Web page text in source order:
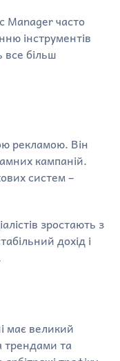
Manager часто
інструментів
все більш
рекламою. Він
кампаній.
систем –
зростають з
дохід і
має великий
трендами та